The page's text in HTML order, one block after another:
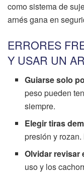
como sistema de
arnés gana en
ERRORES
Y USAR UN
Guiarse solo
peso pueden
siempre.
Elegir tiras
presión y
Olvidar revisar
uso y los